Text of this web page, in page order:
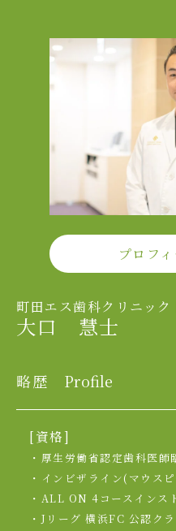
プロフ
町田エス歯科クリニック
大口 慧士
略歴 Profile
[資格]
・厚生労働省認定歯科医師
・インビザライン(マウス
・ALL ON 4コースインス
・Jリーグ 横浜FC 公認ク